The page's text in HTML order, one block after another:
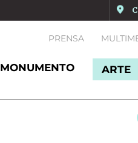
PRENSA
MONUMENTO ARTE